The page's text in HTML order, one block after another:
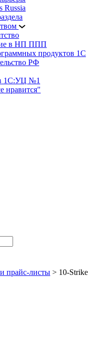
Russia
в НП ППП
продуктов 1С
РФ
1С:УЦ №1
нравится"
прайс-листы > 10-Strike